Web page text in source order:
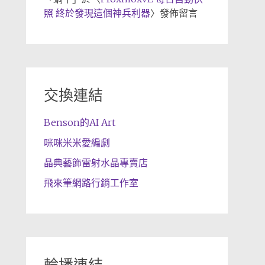
照 終於發現這個神兵利器〉發佈留言
交換連結
Benson的AI Art
咪咪米米愛編劇
晶典藝飾雷射水晶專賣店
飛來筆網路行銷工作室